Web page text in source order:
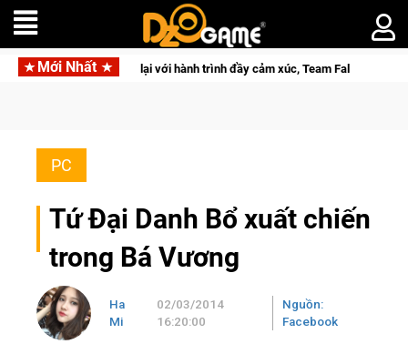
Mới Nhất
Mùa 2 khép lại với hành trình đầy cảm xúc, Team Falcons lên ngôi vô địch
PC
Tứ Đại Danh Bổ xuất chiến
trong Bá Vương
Ha
Mi
02/03/2014
16:20:00
Nguồn:
Facebook